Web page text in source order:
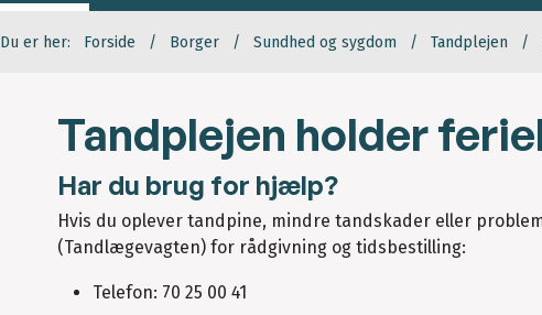
Du er her: Forside Borger Sundhed og sygdom Tandplejen
Tandplejen holder
Har du brug for hjælp?
Hvis du oplever tandpine, mindre tandskader eller
(Tandlægevagten) for rådgivning og tidsbestilling:
Telefon: 70 25 00 41